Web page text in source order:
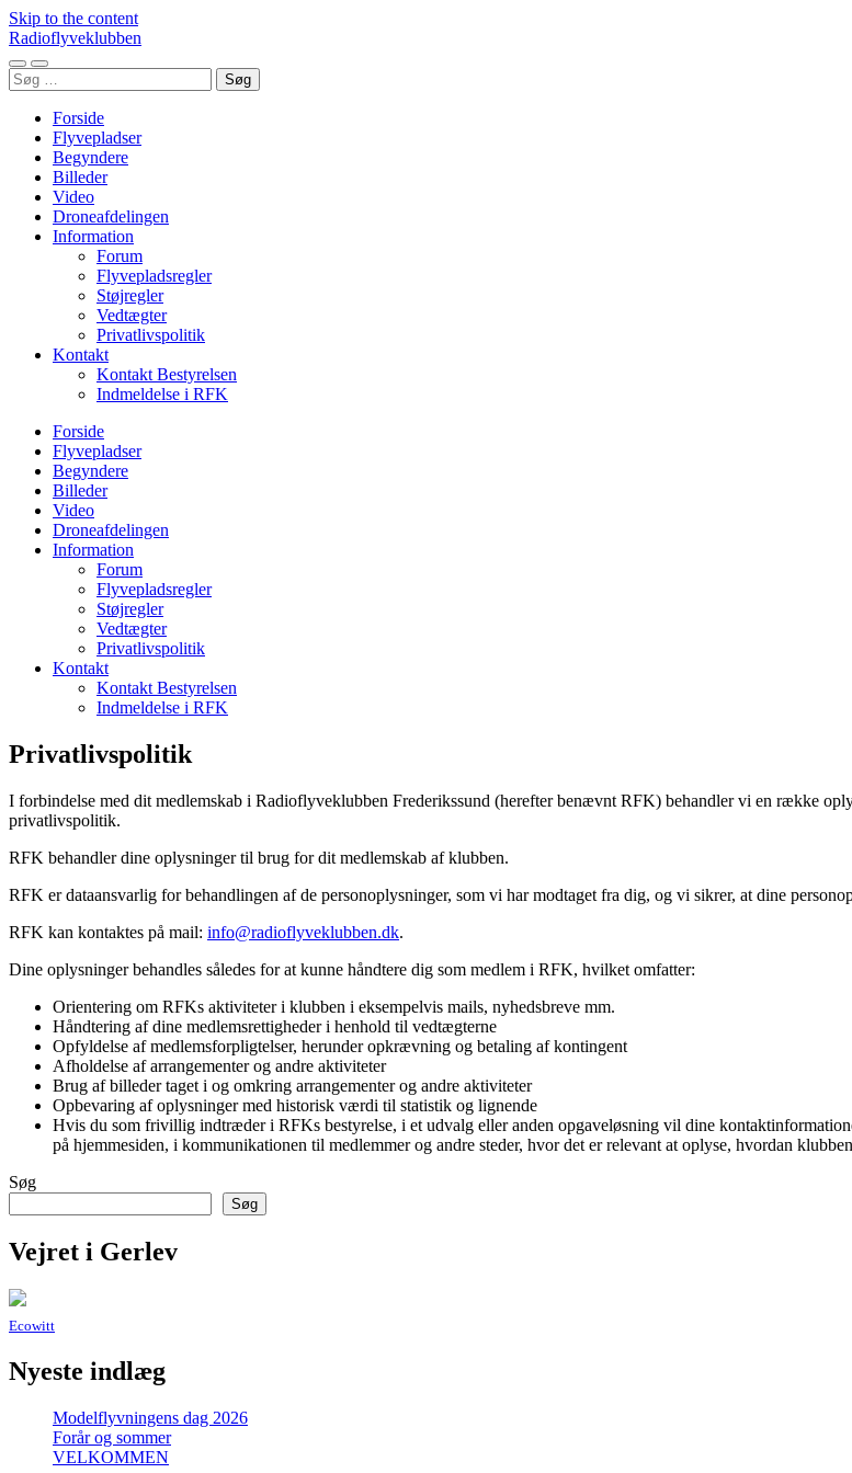
Skip to the content
Radioflyveklubben
Toggle
mobile
Toggle
search
Søg
efter:
Forside
Flyvepladser
Begyndere
Billeder
Video
Droneafdelingen
Information
Forum
Flyvepladsregler
Støjregler
Vedtægter
Privatlivspolitik
Kontakt
Kontakt Bestyrelsen
Indmeldelse i RFK
Forside
Flyvepladser
Begyndere
Billeder
Video
Droneafdelingen
Information
Forum
Flyvepladsregler
Støjregler
Vedtægter
Privatlivspolitik
Kontakt
Kontakt Bestyrelsen
Indmeldelse i RFK
Privatlivspolitik
I forbindelse med dit medlemskab i Radioflyveklubben Frederikssund (herefter benævnt RFK) behandler vi en række
privatlivspolitik.
RFK behandler dine oplysninger til brug for dit medlemskab af klubben.
RFK er dataansvarlig for behandlingen af de personoplysninger, som vi har modtaget fra dig, og vi sikrer, at dine
RFK kan kontaktes på mail: info@radioflyveklubben.dk.
Dine oplysninger behandles således for at kunne håndtere dig som medlem i RFK, hvilket omfatter:
Orientering om RFKs aktiviteter i klubben i eksempelvis mails, nyhedsbreve mm.
Håndtering af dine medlemsrettigheder i henhold til vedtægterne
Opfyldelse af medlemsforpligtelser, herunder opkrævning og betaling af kontingent
Afholdelse af arrangementer og andre aktiviteter
Brug af billeder taget i og omkring arrangementer og andre aktiviteter
Opbevaring af oplysninger med historisk værdi til statistik og lignende
Hvis du som frivillig indtræder i RFKs bestyrelse, i et udvalg eller anden opgaveløsning vil dine
på hjemmesiden, i kommunikationen til medlemmer og andre steder, hvor det er relevant at oplyse, hvordan
Søg
Søg
Vejret i Gerlev
Ecowitt
Nyeste indlæg
Modelflyvningens dag 2026
Forår og sommer
VELKOMMEN